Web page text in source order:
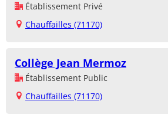
Établissement Privé
Chauffailles (71170)
Collège Jean Mermoz
Établissement Public
Chauffailles (71170)